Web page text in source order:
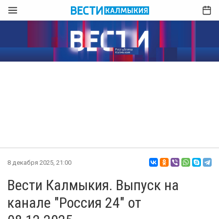
8 декабря 2025, 21:00
Вести Калмыкия. Выпуск на
канале "Россия 24" от